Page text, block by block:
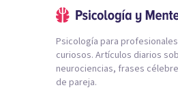
Psicología para
curiosos. Artículos diarios
neurociencias, frases
de pareja.